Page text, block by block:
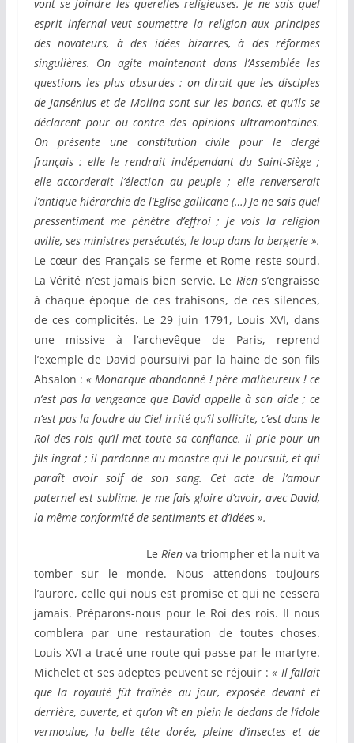
vont se joindre les querelles religieuses. Je ne sais quel
esprit infernal veut soumettre la religion aux principes
des novateurs, à des idées bizarres, à des réformes
singulières. On agite maintenant dans l’Assemblée les
questions les plus absurdes : on dirait que les disciples
de Jansénius et de Molina sont sur les bancs, et qu’ils se
déclarent pour ou contre des opinions ultramontaines.
On présente une constitution civile pour le clergé
français : elle le rendrait indépendant du Saint-Siège ;
elle accorderait l’élection au peuple ; elle renverserait
l’antique hiérarchie de l’Eglise gallicane (…) Je ne sais quel
pressentiment me pénètre d’effroi ; je vois la religion
avilie, ses ministres persécutés, le loup dans la bergerie ».
Le cœur des Français se ferme et Rome reste sourd.
La Vérité n’est jamais bien servie. Le Riens’engraisse
à chaque époque de ces trahisons, de ces silences,
de ces complicités. Le 29 juin 1791, Louis XVI, dans
une missive à l’archevêque de Paris, reprend
l’exemple de David poursuivi par la haine de son fils
Absalon :« Monarque abandonné ! père malheureux ! ce
n’est pas la vengeance que David appelle à son aide ; ce
n’est pas la foudre du Ciel irrité qu’il sollicite, c’est dans le
Roi des rois qu’il met toute sa confiance. Il prie pour un
fils ingrat ; il pardonne au monstre qui le poursuit, et qui
paraît avoir soif de son sang. Cet acte de l’amour
paternel est sublime. Je me fais gloire d’avoir, avec David,
la même conformité de sentiments et d’idées ».
Le Rien va triompher et la nuit va
tomber sur le monde. Nous attendons toujours
l’aurore, celle qui nous est promise et qui ne cessera
jamais. Préparons-nous pour le Roi des rois. Il nous
comblera par une restauration de toutes choses.
Louis XVI a tracé une route qui passe par le martyre.
Michelet et ses adeptes peuvent se réjouir :« Il fallait
que la royauté fût traînée au jour, exposée devant et
derrière, ouverte, et qu’on vît en plein le dedans de l’idole
vermoulue, la belle tête dorée, pleine d’insectes et de